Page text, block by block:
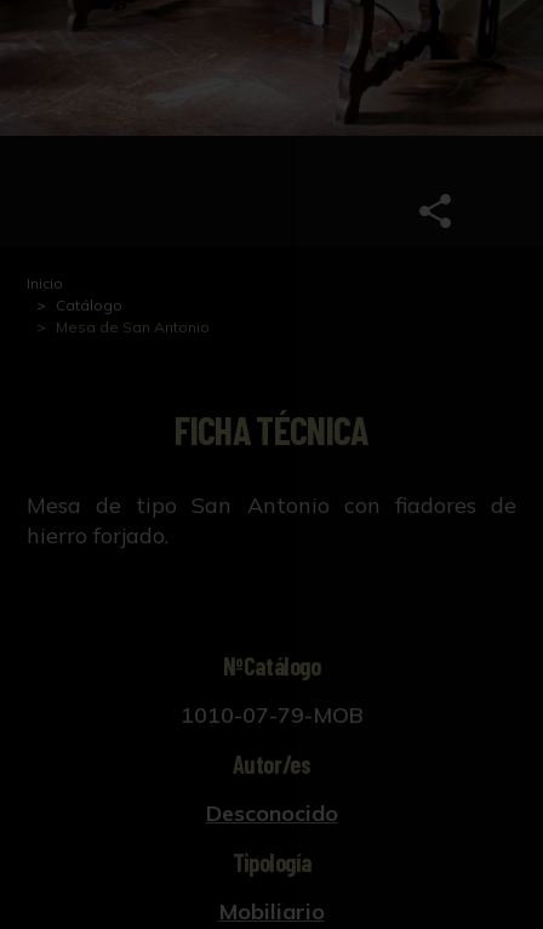
Inicio
Catálogo
Mesa de San Antonio
FICHA TÉCNICA
Mesa de tipo San Antonio con fiadores de
hierro forjado.
NºCatálogo
1010-07-79-MOB
Autor/es
Desconocido
Tipología
Mobiliario